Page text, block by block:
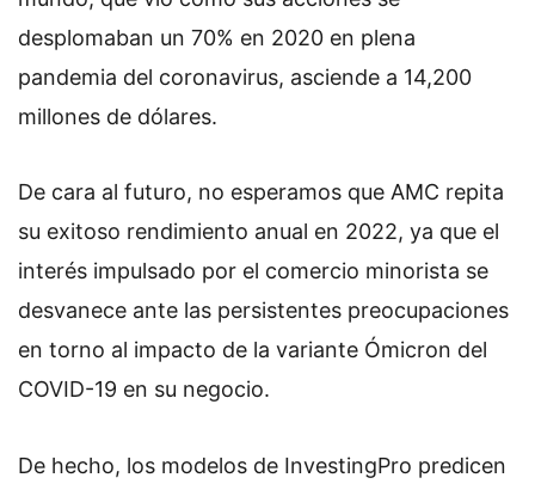
desplomaban un 70% en 2020 en plena
pandemia del coronavirus, asciende a 14,200
millones de dólares.
De cara al futuro, no esperamos que AMC repita
su exitoso rendimiento anual en 2022, ya que el
interés impulsado por el comercio minorista se
desvanece ante las persistentes preocupaciones
en torno al impacto de la variante Ómicron del
COVID-19 en su negocio.
De hecho, los modelos de InvestingPro predicen